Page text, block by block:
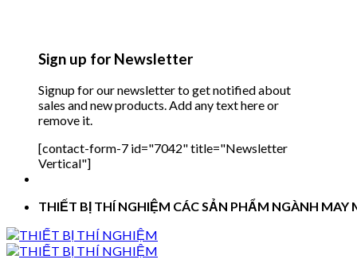
Sign up for Newsletter
Signup for our newsletter to get notified about
sales and new products. Add any text here or
remove it.
[contact-form-7 id="7042" title="Newsletter
Vertical"]
THIẾT BỊ THÍ NGHIỆM CÁC SẢN PHẨM NGÀNH MAY